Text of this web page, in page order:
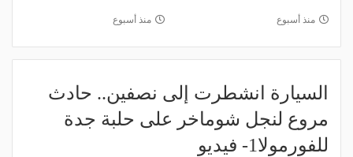
منذ أسبوع منذ أسبوع
السيارة انشطرت إلى نصفين.. حادث
مروع لنجل شوماخر على حلبة جدة
للفورمولا1- فيديو